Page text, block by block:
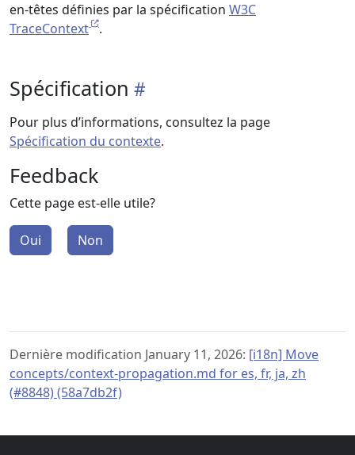
en-têtes définies par la spécification W3C
TraceContext
.
Spécification
Pour plus d’informations, consultez la page
Spécification du contexte.
Feedback
Cette page est-elle utile?
Oui Non
Dernière modification January 11, 2026: [i18n] Move
concepts/context-propagation.md for es, fr, ja, zh
(#8848) (58a7db2f)